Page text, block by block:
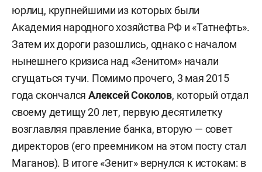
юрлиц, крупнейшими из которых были
Академия народного хозяйства РФ и «Татнефть».
Затем их дороги разошлись, однако с началом
нынешнего кризиса над «Зенитом» начали
сгущаться тучи. Помимо прочего, 3 мая 2015
года скончалсяАлексей Соколов, который отдал
своему детищу 20 лет, первую десятилетку
возглавляя правление банка, вторую — совет
директоров (его преемником на этом посту стал
Маганов). В итоге «Зенит» вернулся к истокам: в